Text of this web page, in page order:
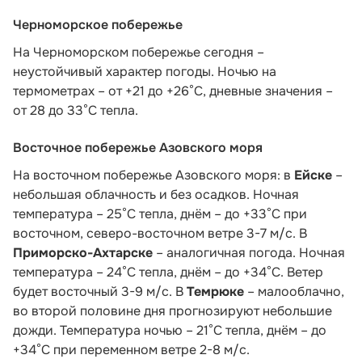
Черноморское побережье
На Черноморском побережье сегодня –
неустойчивый характер погоды. Ночью на
термометрах – от +21 до +26°С, дневные значения –
от 28 до 33°С тепла.
Восточное побережье Азовского моря
На восточном побережье Азовского моря: в Ейске –
небольшая облачность и без осадков. Ночная
температура – 25°С тепла, днём – до +33°С при
восточном, северо-восточном ветре 3-7 м/с. В
Приморско-Ахтарске – аналогичная погода. Ночная
температура – 24°С тепла, днём – до +34°С. Ветер
будет восточный 3-9 м/с. ВТемрюке – малооблачно,
во второй половине дня прогнозируют небольшие
дожди. Температура ночью – 21°С тепла, днём – до
+34°С при переменном ветре 2-8 м/с.